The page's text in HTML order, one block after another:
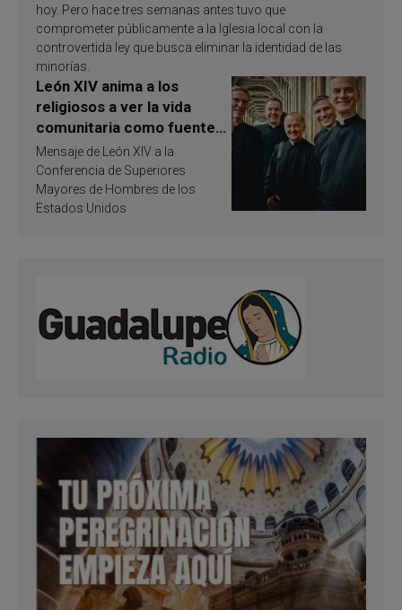
hoy. Pero hace tres semanas antes tuvo que
comprometer públicamente a la Iglesia local con la
controvertida ley que busca eliminar la identidad de las
minorías.
León XIV anima a los
religiosos a ver la vida
comunitaria como fuente
de inspiración y
santificación
Mensaje de León XIV a la
Conferencia de Superiores
Mayores de Hombres de los
Estados Unidos